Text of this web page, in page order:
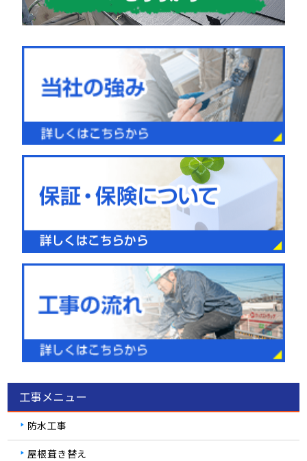
工事メニュー
防水工事
屋根葺き替え